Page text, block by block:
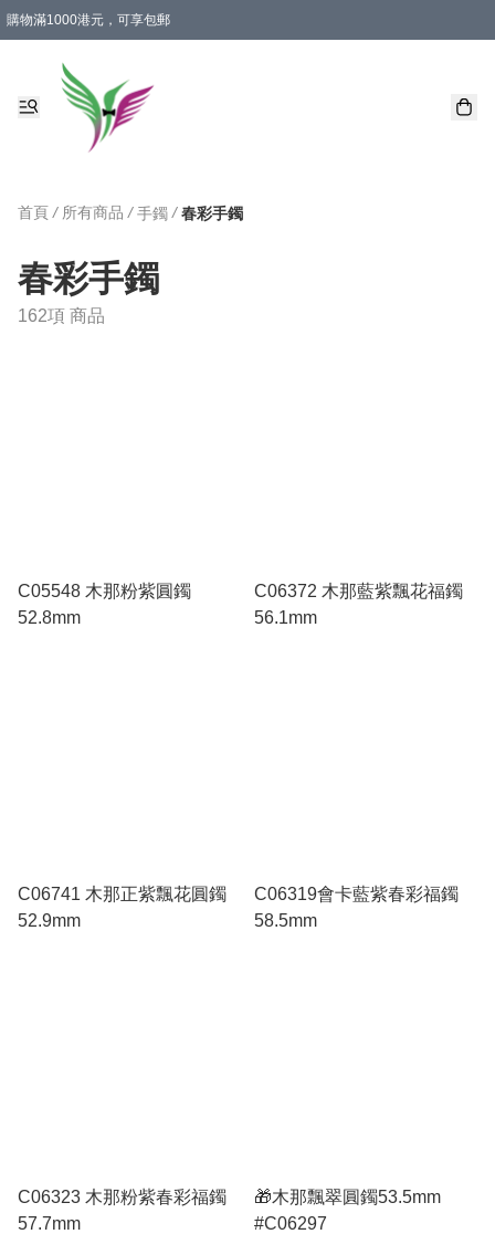
購物滿1000港元，可享包郵
首頁 / 所有商品 / 手鐲 / 春彩手鐲
春彩手鐲
162項 商品
C05548 木那粉紫圓鐲
52.8mm
C06372 木那藍紫飄花福鐲
56.1mm
C06741 木那正紫飄花圓鐲
52.9mm
C06319會卡藍紫春彩福鐲
58.5mm
C06323 木那粉紫春彩福鐲
57.7mm
🎁木那飄翠圓鐲53.5mm
#C06297